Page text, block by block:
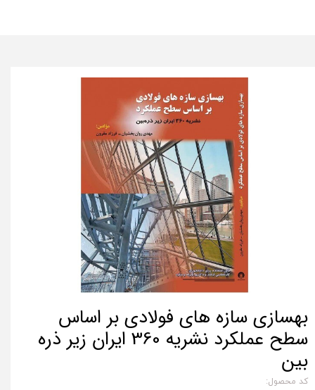
بهسازی سازه های فولادی بر اساس
سطح عملکرد نشریه 360 ایران زیر ذره
بین
کد محصول: